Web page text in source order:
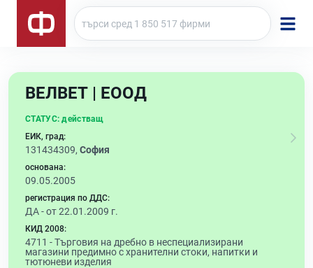
ВЕЛВЕТ | ЕООД
СТАТУС: действащ
ЕИК, град:
131434309, София
основана:
09.05.2005
регистрация по ДДС:
ДА - от 22.01.2009 г.
КИД 2008:
4711 -Търговия на дребно в неспециализирани
магазини предимно с хранителни стоки, напитки и
тютюневи изделия